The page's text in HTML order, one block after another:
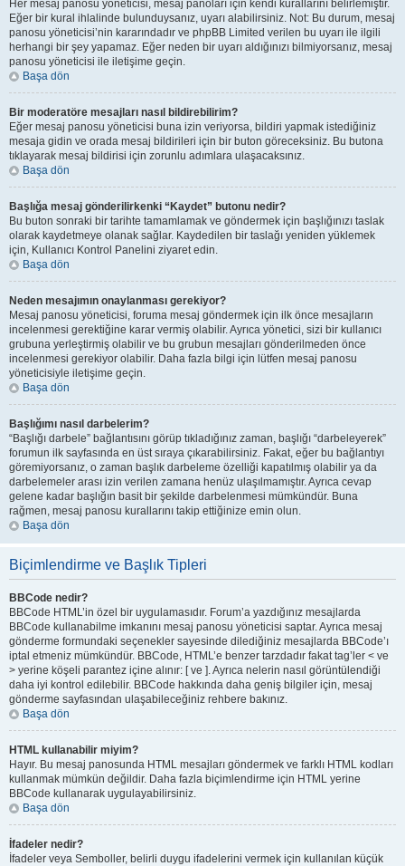
Her mesaj panosu yöneticisi, mesaj panoları için kendi kurallarını belirlemiştir.
Eğer bir kural ihlalinde bulunduysanız, uyarı alabilirsiniz. Not: Bu durum, mesaj
panosu yöneticisi’nin kararındadır ve phpBB Limited verilen bu uyarı ile ilgili
herhangi bir şey yapamaz. Eğer neden bir uyarı aldığınızı bilmiyorsanız, mesaj
panosu yöneticisi ile iletişime geçin.
Başa dön
Bir moderatöre mesajları nasıl bildirebilirim?
Eğer mesaj panosu yöneticisi buna izin veriyorsa, bildiri yapmak istediğiniz
mesaja gidin ve orada mesaj bildirileri için bir buton göreceksiniz. Bu butona
tıklayarak mesaj bildirisi için zorunlu adımlara ulaşacaksınız.
Başa dön
Başlığa mesaj gönderilirkenki “Kaydet” butonu nedir?
Bu buton sonraki bir tarihte tamamlamak ve göndermek için başlığınızı taslak
olarak kaydetmeye olanak sağlar. Kaydedilen bir taslağı yeniden yüklemek
için, Kullanıcı Kontrol Panelini ziyaret edin.
Başa dön
Neden mesajımın onaylanması gerekiyor?
Mesaj panosu yöneticisi, foruma mesaj göndermek için ilk önce mesajların
incelenmesi gerektiğine karar vermiş olabilir. Ayrıca yönetici, sizi bir kullanıcı
grubuna yerleştirmiş olabilir ve bu grubun mesajları gönderilmeden önce
incelenmesi gerekiyor olabilir. Daha fazla bilgi için lütfen mesaj panosu
yöneticisiyle iletişime geçin.
Başa dön
Başlığımı nasıl darbelerim?
“Başlığı darbele” bağlantısını görüp tıkladığınız zaman, başlığı “darbeleyerek”
forumun ilk sayfasında en üst sıraya çıkarabilirsiniz. Fakat, eğer bu bağlantıyı
göremiyorsanız, o zaman başlık darbeleme özelliği kapatılmış olabilir ya da
darbelemeler arası izin verilen zamana henüz ulaşılmamıştır. Ayrıca cevap
gelene kadar başlığın basit bir şekilde darbelenmesi mümkündür. Buna
rağmen, mesaj panosu kurallarını takip ettiğinize emin olun.
Başa dön
Biçimlendirme ve Başlık Tipleri
BBCode nedir?
BBCode HTML’in özel bir uygulamasıdır. Forum’a yazdığınız mesajlarda
BBCode kullanabilme imkanını mesaj panosu yöneticisi saptar. Ayrıca mesaj
gönderme formundaki seçenekler sayesinde dilediğiniz mesajlarda BBCode’ı
iptal etmeniz mümkündür. BBCode, HTML’e benzer tarzdadır fakat tag’ler < ve
> yerine köşeli parantez içine alınır: [ ve ]. Ayrıca nelerin nasıl görüntülendiği
daha iyi kontrol edilebilir. BBCode hakkında daha geniş bilgiler için, mesaj
gönderme sayfasından ulaşabileceğiniz rehbere bakınız.
Başa dön
HTML kullanabilir miyim?
Hayır. Bu mesaj panosunda HTML mesajları göndermek ve farklı HTML kodları
kullanmak mümkün değildir. Daha fazla biçimlendirme için HTML yerine
BBCode kullanarak uygulayabilirsiniz.
Başa dön
İfadeler nedir?
İfadeler veya Semboller, belirli duygu ifadelerini vermek için kullanılan küçük